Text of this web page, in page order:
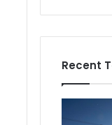
Recent